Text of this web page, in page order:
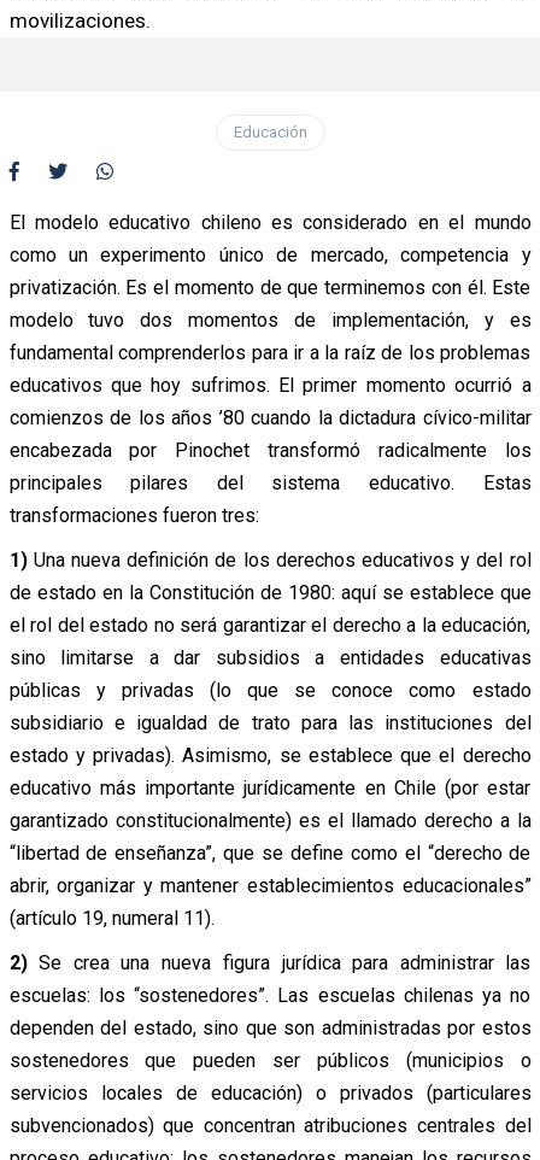
movilizaciones.
Educación
El modelo educativo chileno es considerado en el mundo
como un experimento único de mercado, competencia y
privatización. Es el momento de que terminemos con él. Este
modelo tuvo dos momentos de implementación, y es
fundamental comprenderlos para ir a la raíz de los problemas
educativos que hoy sufrimos. El primer momento ocurrió a
comienzos de los años ’80 cuando la dictadura cívico-militar
encabezada por Pinochet transformó radicalmente los
principales pilares del sistema educativo. Estas
transformaciones fueron tres:
1)Una nueva definición de los derechos educativos y del rol
de estado en la Constitución de 1980: aquí se establece que
el rol del estado no será garantizar el derecho a la educación,
sino limitarse a dar subsidios a entidades educativas
públicas y privadas (lo que se conoce como estado
subsidiario e igualdad de trato para las instituciones del
estado y privadas). Asimismo, se establece que el derecho
educativo más importante jurídicamente en Chile (por estar
garantizado constitucionalmente) es el llamado derecho a la
“libertad de enseñanza”, que se define como el “derecho de
abrir, organizar y mantener establecimientos educacionales”
(artículo 19, numeral 11).
2)Se crea una nueva figura jurídica para administrar las
escuelas: los “sostenedores”. Las escuelas chilenas ya no
dependen del estado, sino que son administradas por estos
sostenedores que pueden ser públicos (municipios o
servicios locales de educación) o privados (particulares
subvencionados) que concentran atribuciones centrales del